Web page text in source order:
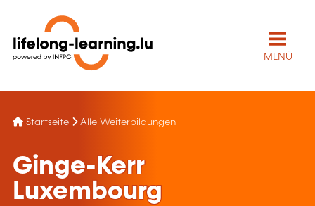
MENÜ
Startseite Alle Weiterbildungen
Ginge-Kerr
Luxembourg